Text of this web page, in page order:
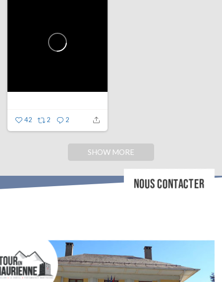
42 2 2
SHOW MORE
NOUS CONTACTER